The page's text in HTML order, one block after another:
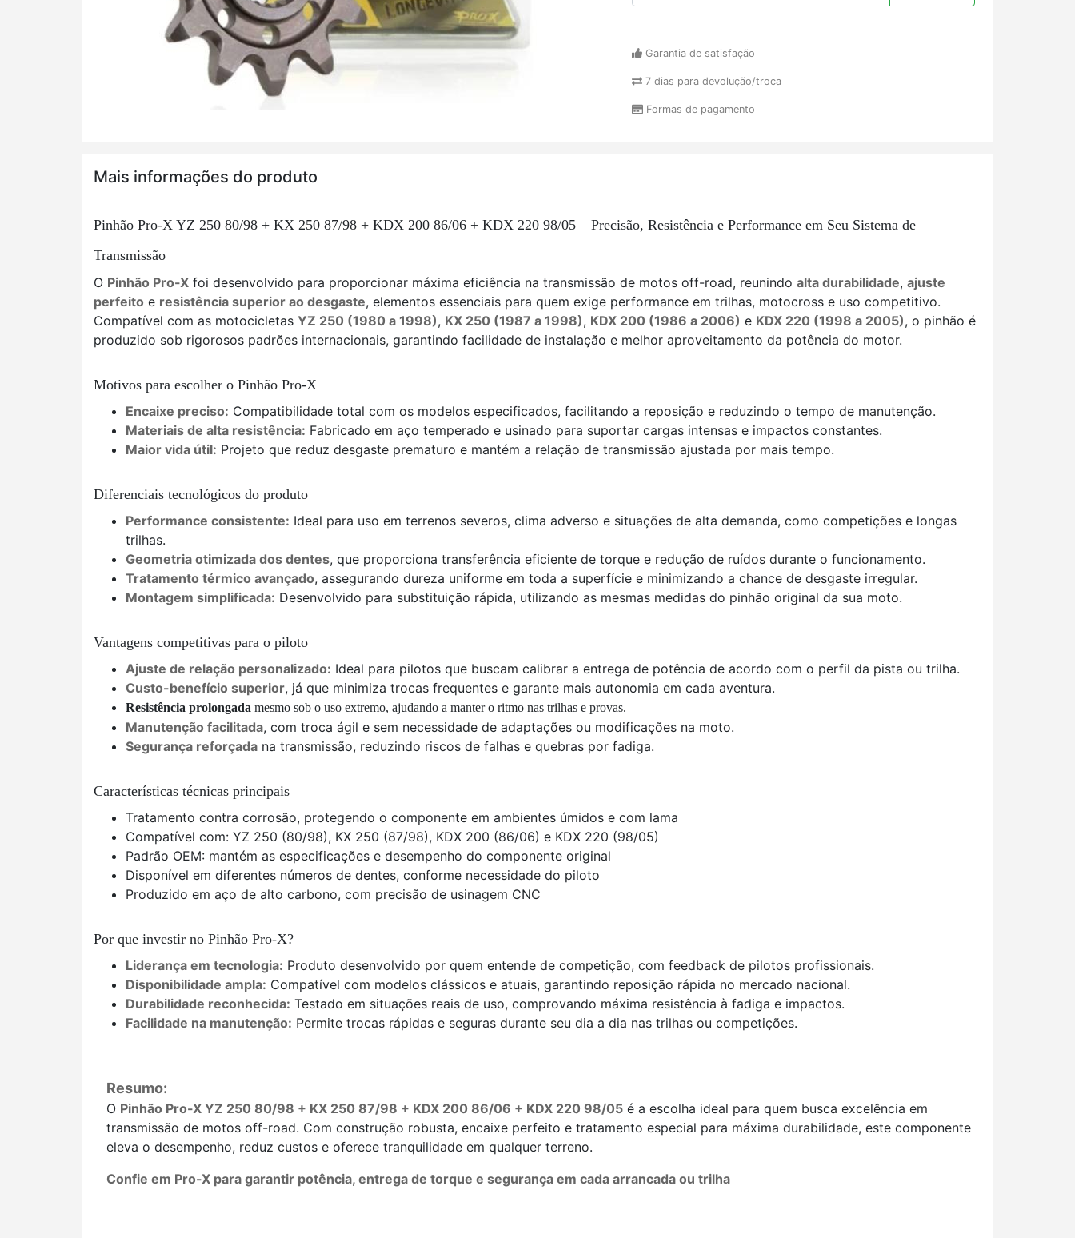
Garantia de satisfação
7 dias para devolução/troca
Formas de pagamento
Mais informações do produto
Pinhão Pro-X YZ 250 80/98 + KX 250 87/98 + KDX 200 86/06 + KDX 220 98/05 – Precisão, Resistência e Performance em Seu Sistema de
Transmissão
O Pinhão Pro-X foi desenvolvido para proporcionar máxima eficiência na transmissão de motos off-road, reunindo alta durabilidade, ajuste
perfeito e resistência superior ao desgaste, elementos essenciais para quem exige performance em trilhas, motocross e uso competitivo.
Compatível com as motocicletas YZ 250 (1980 a 1998), KX 250 (1987 a 1998), KDX 200 (1986 a 2006) e KDX 220 (1998 a 2005), o pinhão é
produzido sob rigorosos padrões internacionais, garantindo facilidade de instalação e melhor aproveitamento da potência do motor.
Motivos para escolher o Pinhão Pro-X
Encaixe preciso: Compatibilidade total com os modelos especificados, facilitando a reposição e reduzindo o tempo de manutenção.
Materiais de alta resistência: Fabricado em aço temperado e usinado para suportar cargas intensas e impactos constantes.
Maior vida útil: Projeto que reduz desgaste prematuro e mantém a relação de transmissão ajustada por mais tempo.
Diferenciais tecnológicos do produto
Performance consistente: Ideal para uso em terrenos severos, clima adverso e situações de alta demanda, como competições e longas
trilhas.
Geometria otimizada dos dentes, que proporciona transferência eficiente de torque e redução de ruídos durante o funcionamento.
Tratamento térmico avançado, assegurando dureza uniforme em toda a superfície e minimizando a chance de desgaste irregular.
Montagem simplificada: Desenvolvido para substituição rápida, utilizando as mesmas medidas do pinhão original da sua moto.
Vantagens competitivas para o piloto
Ajuste de relação personalizado: Ideal para pilotos que buscam calibrar a entrega de potência de acordo com o perfil da pista ou trilha.
Custo-benefício superior, já que minimiza trocas frequentes e garante mais autonomia em cada aventura.
Resistência prolongada mesmo sob o uso extremo, ajudando a manter o ritmo nas trilhas e provas.
Manutenção facilitada, com troca ágil e sem necessidade de adaptações ou modificações na moto.
Segurança reforçada na transmissão, reduzindo riscos de falhas e quebras por fadiga.
Características técnicas principais
Tratamento contra corrosão, protegendo o componente em ambientes úmidos e com lama
Compatível com: YZ 250 (80/98), KX 250 (87/98), KDX 200 (86/06) e KDX 220 (98/05)
Padrão OEM: mantém as especificações e desempenho do componente original
Disponível em diferentes números de dentes, conforme necessidade do piloto
Produzido em aço de alto carbono, com precisão de usinagem CNC
Por que investir no Pinhão Pro-X?
Liderança em tecnologia: Produto desenvolvido por quem entende de competição, com feedback de pilotos profissionais.
Disponibilidade ampla: Compatível com modelos clássicos e atuais, garantindo reposição rápida no mercado nacional.
Durabilidade reconhecida: Testado em situações reais de uso, comprovando máxima resistência à fadiga e impactos.
Facilidade na manutenção: Permite trocas rápidas e seguras durante seu dia a dia nas trilhas ou competições.
Resumo:
O Pinhão Pro-X YZ 250 80/98 + KX 250 87/98 + KDX 200 86/06 + KDX 220 98/05 é a escolha ideal para quem busca excelência em
transmissão de motos off-road. Com construção robusta, encaixe perfeito e tratamento especial para máxima durabilidade, este componente
eleva o desempenho, reduz custos e oferece tranquilidade em qualquer terreno.
Confie em Pro-X para garantir potência, entrega de torque e segurança em cada arrancada ou trilha